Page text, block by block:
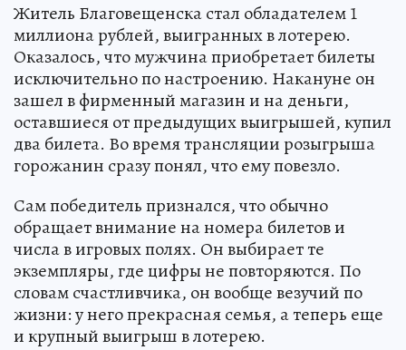
Житель Благовещенска стал обладателем 1
миллиона рублей, выигранных в лотерею.
Оказалось, что мужчина приобретает билеты
исключительно по настроению. Накануне он
зашел в фирменный магазин и на деньги,
оставшиеся от предыдущих выигрышей, купил
два билета. Во время трансляции розыгрыша
горожанин сразу понял, что ему повезло.
Сам победитель признался, что обычно
обращает внимание на номера билетов и
числа в игровых полях. Он выбирает те
экземпляры, где цифры не повторяются. По
словам счастливчика, он вообще везучий по
жизни: у него прекрасная семья, а теперь еще
и крупный выигрыш в лотерею.